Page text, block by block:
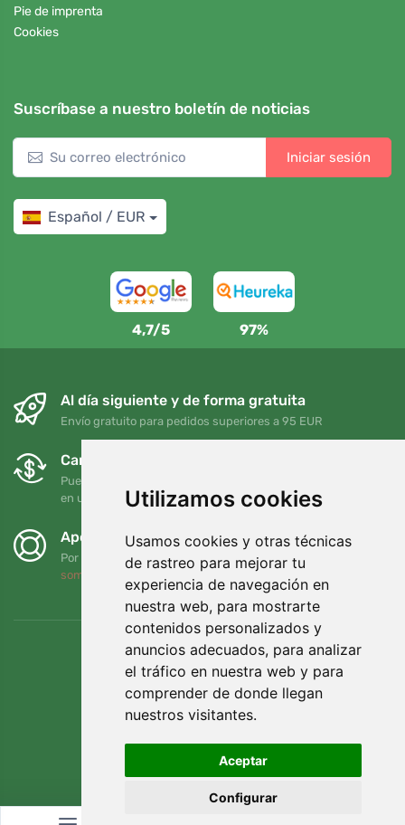
Utilizamos cookies
Usamos cookies y otras técnicas
de rastreo para mejorar tu
experiencia de navegación en
nuestra web, para mostrarte
contenidos personalizados y
anuncios adecuados, para analizar
el tráfico en nuestra web y para
comprender de donde llegan
nuestros visitantes.
Aceptar
Configurar
Pie de imprenta
Cookies
Suscríbase a nuestro boletín de noticias
Iniciar sesión
Español / EUR
4,7/5 97%
Al día siguiente y de forma gratuita
Envío gratuito para pedidos superiores a 95 EUR
Cambios y devoluciones gratuitos
Puede devolver o cambiar su pedido en cualquier momento
en un plazo de 90 días
Apoyamos a Trees.org
Por cada pedido plantamos un árbol. Leer más
somos